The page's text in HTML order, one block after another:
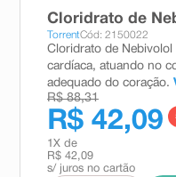
Cloridrato de
TorrentCód: 2150022
Cloridrato de Nebivolol
cardíaca, atuando no
adequado do coração.
R$ 88,31
R$ 42,09
1 X de
R$ 42,09
s/ juros no cartão